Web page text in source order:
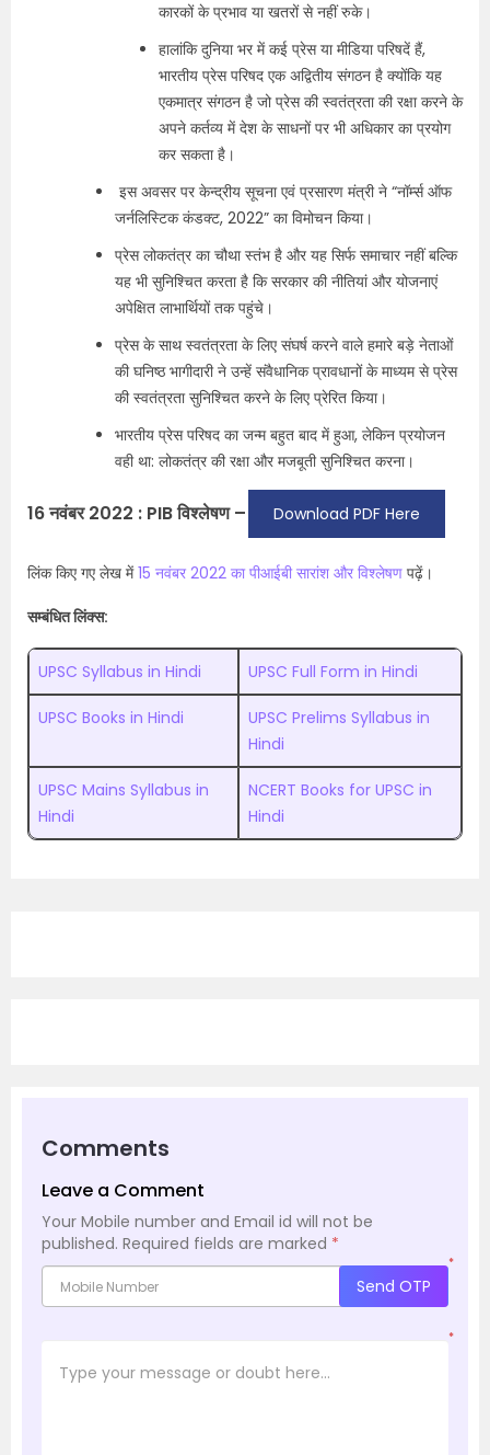
कारकों के प्रभाव या खतरों से नहीं रुके।
हालांकि दुनिया भर में कई प्रेस या मीडिया परिषदें हैं,
भारतीय प्रेस परिषद एक अद्वितीय संगठन है क्योंकि यह
एकमात्र संगठन है जो प्रेस की स्वतंत्रता की रक्षा करने के
अपने कर्तव्य में देश के साधनों पर भी अधिकार का प्रयोग
कर सकता है।
इस अवसर पर केन्‍द्रीय सूचना एवं प्रसारण मंत्री ने “नॉर्म्‍स ऑफ
जर्नलिस्टिक कंडक्‍ट, 2022” का विमोचन किया।
प्रेस लोकतंत्र का चौथा स्तंभ है और यह सिर्फ समाचार नहीं बल्कि
यह भी सुनिश्चित करता है कि सरकार की नीतियां और योजनाएं
अपेक्षित लाभार्थियों तक पहुंचे।
प्रेस के साथ स्वतंत्रता के लिए संघर्ष करने वाले हमारे बड़े नेताओं
की घनिष्ठ भागीदारी ने उन्हें संवैधानिक प्रावधानों के माध्यम से प्रेस
की स्वतंत्रता सुनिश्चित करने के लिए प्रेरित किया।
भारतीय प्रेस परिषद का जन्म बहुत बाद में हुआ, लेकिन प्रयोजन
वही था: लोकतंत्र की रक्षा और मजबूती सुनिश्चित करना।
16 नवंबर 2022 : PIB विश्लेषण – Download PDF Here
लिंक किए गए लेख में15 नवंबर 2022 का पीआईबी सारांश और विश्लेषण पढ़ें।
सम्बंधित लिंक्स:
UPSC Syllabus in Hindi UPSC Full Form in Hindi
UPSC Books in Hindi
UPSC Prelims Syllabus in
Hindi
UPSC Mains Syllabus in
Hindi
NCERT Books for UPSC in
Hindi
Comments
Leave a Comment
Your Mobile number and Email id will not be
published. Required fields are marked *
*
Send OTP
*